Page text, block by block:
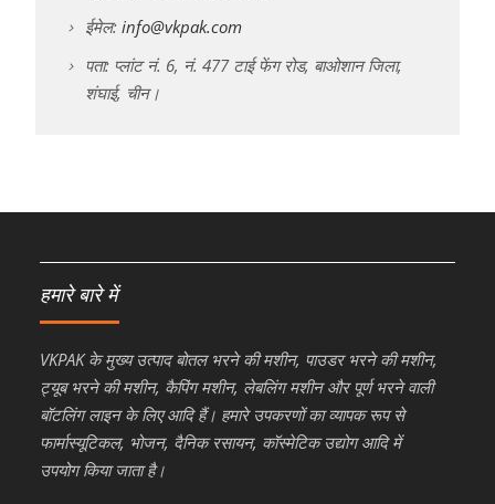
ईमेल: info@vkpak.com
पता: प्लांट नं. 6, नं. 477 टाई फेंग रोड, बाओशान जिला,
शंघाई, चीन।
हमारे बारे में
VKPAK के मुख्य उत्पाद बोतल भरने की मशीन, पाउडर भरने की मशीन,
ट्यूब भरने की मशीन, कैपिंग मशीन, लेबलिंग मशीन और पूर्ण भरने वाली
बॉटलिंग लाइन के लिए आदि हैं। हमारे उपकरणों का व्यापक रूप से
फार्मास्यूटिकल, भोजन, दैनिक रसायन, कॉस्मेटिक उद्योग आदि में
उपयोग किया जाता है।